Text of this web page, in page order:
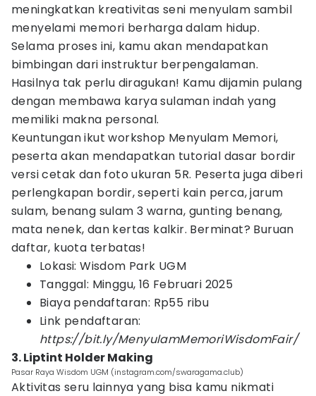
meningkatkan kreativitas seni menyulam sambil
menyelami memori berharga dalam hidup.
Selama proses ini, kamu akan mendapatkan
bimbingan dari instruktur berpengalaman.
Hasilnya tak perlu diragukan! Kamu dijamin pulang
dengan membawa karya sulaman indah yang
memiliki makna personal.
Keuntungan ikut workshop Menyulam Memori,
peserta akan mendapatkan tutorial dasar bordir
versi cetak dan foto ukuran 5R. Peserta juga diberi
perlengkapan bordir, seperti kain perca, jarum
sulam, benang sulam 3 warna, gunting benang,
mata nenek, dan kertas kalkir. Berminat? Buruan
daftar, kuota terbatas!
Lokasi: Wisdom Park UGM
Tanggal: Minggu, 16 Februari 2025
Biaya pendaftaran: Rp55 ribu
Link pendaftaran:
https://bit.ly/MenyulamMemoriWisdomFair/
3. Liptint Holder Making
Pasar Raya Wisdom UGM (instagram.com/swaragama.club)
Aktivitas seru lainnya yang bisa kamu nikmati